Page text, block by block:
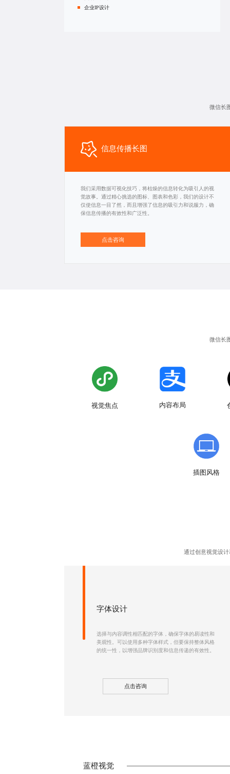
企业IP设计
微信长
信息传播长图
我们采用数据可视化技巧，将枯燥的信息转化为吸引人的视
觉故事。通过精心挑选的图标、图表和色彩，我们的设计不
仅使信息一目了然，而且增强了信息的吸引力和说服力，确
保信息传播的有效性和广泛性。
点击咨询
微信长
视觉焦点 内容布局
插图风格
通过创意视觉设
字体设计
选择与内容调性相匹配的字体，确保字体的易读性和
美观性。可以使用多种字体样式，但要保持整体风格
的统一性，以增强品牌识别度和信息传递的有效性。
点击咨询
蓝橙视觉